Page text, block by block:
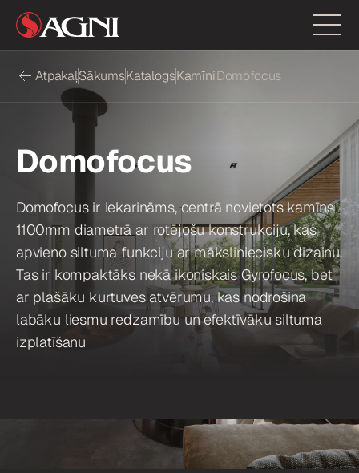
AtpakaļSākumsKatalogsKamīniDomofocus
Domofocus
Domofocus ir iekarināms, centrā novietots kamīns
1100mm diametrā ar rotējošu konstrukciju, kas
apvieno siltuma funkciju ar māksliniecisku dizainu.
Tas ir kompaktāks nekā ikoniskais Gyrofocus, bet
ar plašāku kurtuves atvērumu, kas nodrošina
labāku liesmu redzamību un efektīvāku siltuma
izplatīšanu